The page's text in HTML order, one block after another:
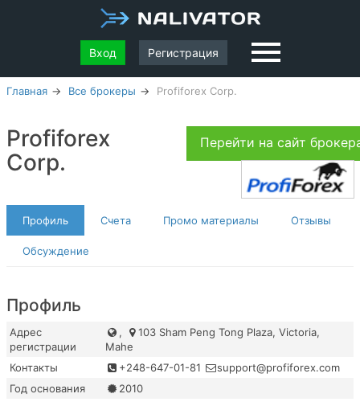
Вход Регистрация
Главная Все брокеры Profiforex Corp.
Profiforex
Corp.
Перейти на сайт
Профиль Счета Промо материалы Отзывы
Обсуждение
Профиль
Адрес
регистрации
,
103 Sham Peng Tong Plaza, Victoria,
Mahe
Контакты
+248-647-01-81
support@profiforex.com
Год основания
2010